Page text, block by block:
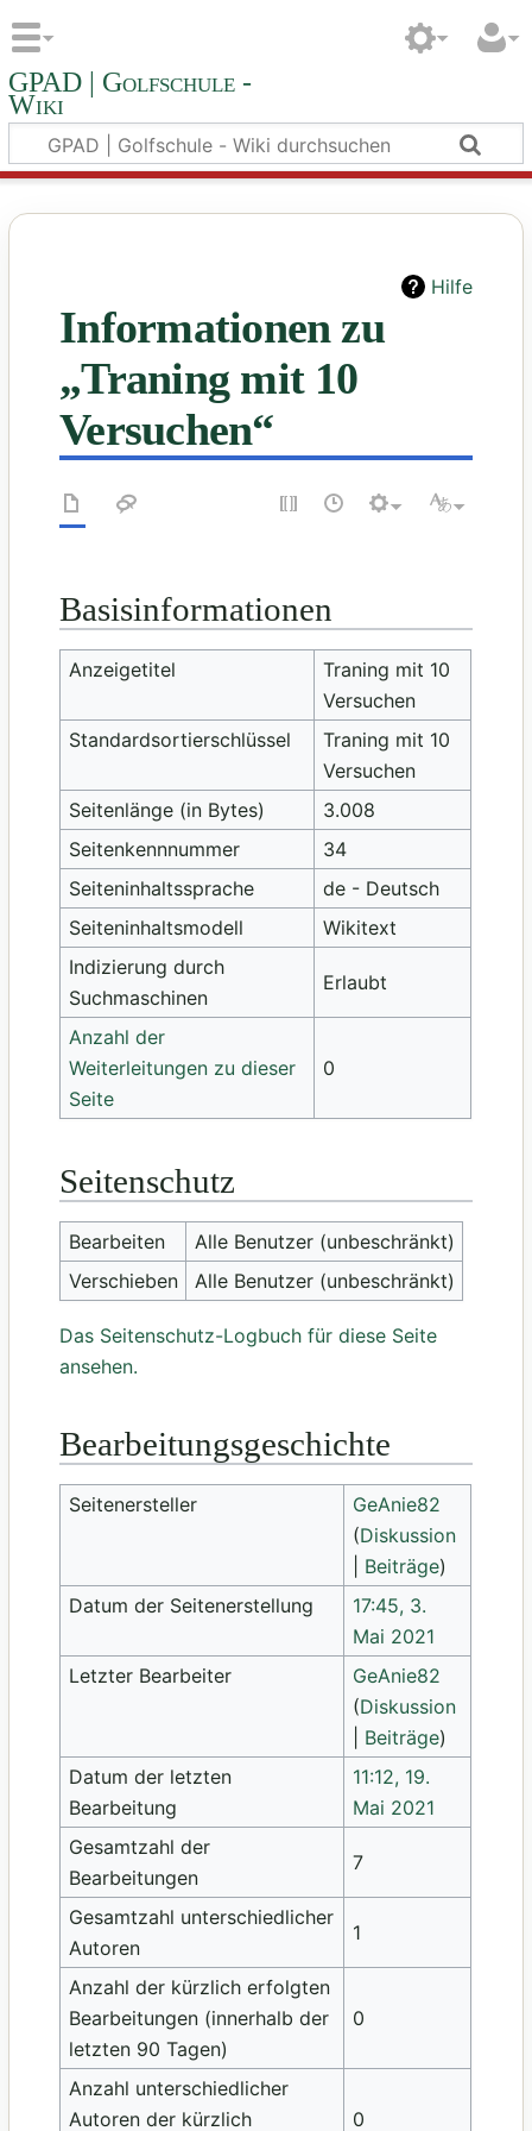
GPAD | Golfschule -
Wiki
Hilfe
Informationen zu
„Traning mit 10
Versuchen“
Basisinformationen
Anzeigetitel
Traning mit 10
Versuchen
Standardsortierschlüssel
Traning mit 10
Versuchen
Seitenlänge (in Bytes)
3.008
Seitenkennnummer
34
Seiteninhaltssprache
de - Deutsch
Seiteninhaltsmodell
Wikitext
Indizierung durch
Suchmaschinen
Erlaubt
Anzahl der
Weiterleitungen zu dieser
Seite
0
Seitenschutz
Bearbeiten
Alle Benutzer (unbeschränkt)
Verschieben
Alle Benutzer (unbeschränkt)
Das Seitenschutz-Logbuch für diese Seite
ansehen.
Bearbeitungsgeschichte
Seitenersteller
GeAnie82
(Diskussion
Beiträge)
Datum der Seitenerstellung
17:45, 3.
Mai 2021
Letzter Bearbeiter
GeAnie82
(Diskussion
Beiträge)
Datum der letzten
Bearbeitung
11:12, 19.
Mai 2021
Gesamtzahl der
Bearbeitungen
7
Gesamtzahl unterschiedlicher
Autoren
1
Anzahl der kürzlich erfolgten
Bearbeitungen (innerhalb der
letzten 90 Tagen)
0
Anzahl unterschiedlicher
Autoren der kürzlich
0